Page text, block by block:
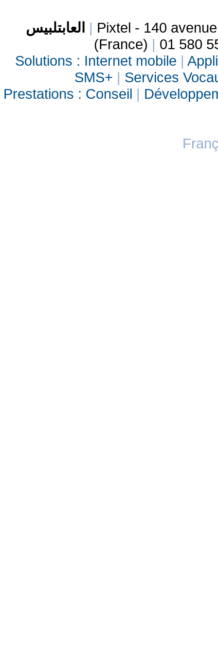
العابتلبيس | Pixtel - 140
(France) | 01 580
Solutions : Internet mobile |
SMS+ | Services
Prestations : Conseil |